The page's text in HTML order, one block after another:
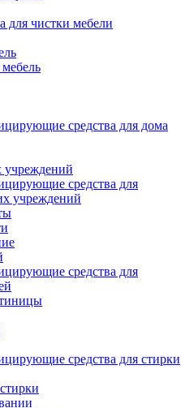
для чистки мебели
средства для дома
учреждений
средства для
учреждений
средства для
средства для стирки